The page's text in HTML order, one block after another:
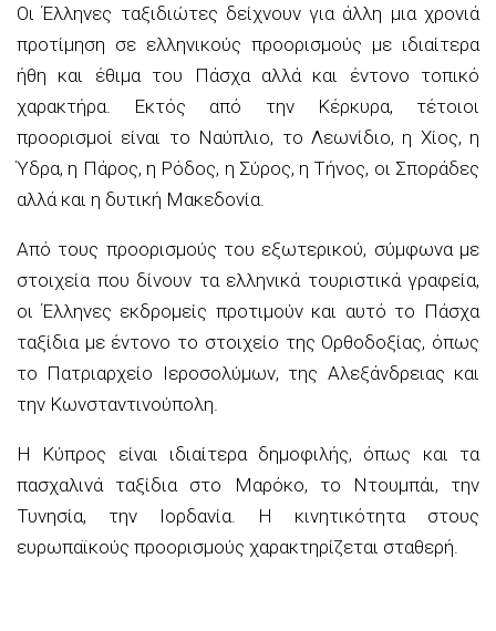
Οι Έλληνες ταξιδιώτες δείχνουν για άλλη μια χρονιά
προτίμηση σε ελληνικούς προορισμούς με ιδιαίτερα
ήθη και έθιμα του Πάσχα αλλά και έντονο τοπικό
χαρακτήρα. Εκτός από την Κέρκυρα, τέτοιοι
προορισμοί είναι το Ναύπλιο, το Λεωνίδιο, η Χίος, η
Ύδρα, η Πάρος, η Ρόδος, η Σύρος, η Τήνος, οι Σποράδες
αλλά και η δυτική Μακεδονία.
Από τους προορισμούς του εξωτερικού, σύμφωνα με
στοιχεία που δίνουν τα ελληνικά τουριστικά γραφεία,
οι Έλληνες εκδρομείς προτιμούν και αυτό το Πάσχα
ταξίδια με έντονο το στοιχείο της Ορθοδοξίας, όπως
το Πατριαρχείο Ιεροσολύμων, της Αλεξάνδρειας και
την Κωνσταντινούπολη.
Η Κύπρος είναι ιδιαίτερα δημοφιλής, όπως και τα
πασχαλινά ταξίδια στο Μαρόκο, το Ντουμπάι, την
Τυνησία, την Ιορδανία. Η κινητικότητα στους
ευρωπαϊκούς προορισμούς χαρακτηρίζεται σταθερή.